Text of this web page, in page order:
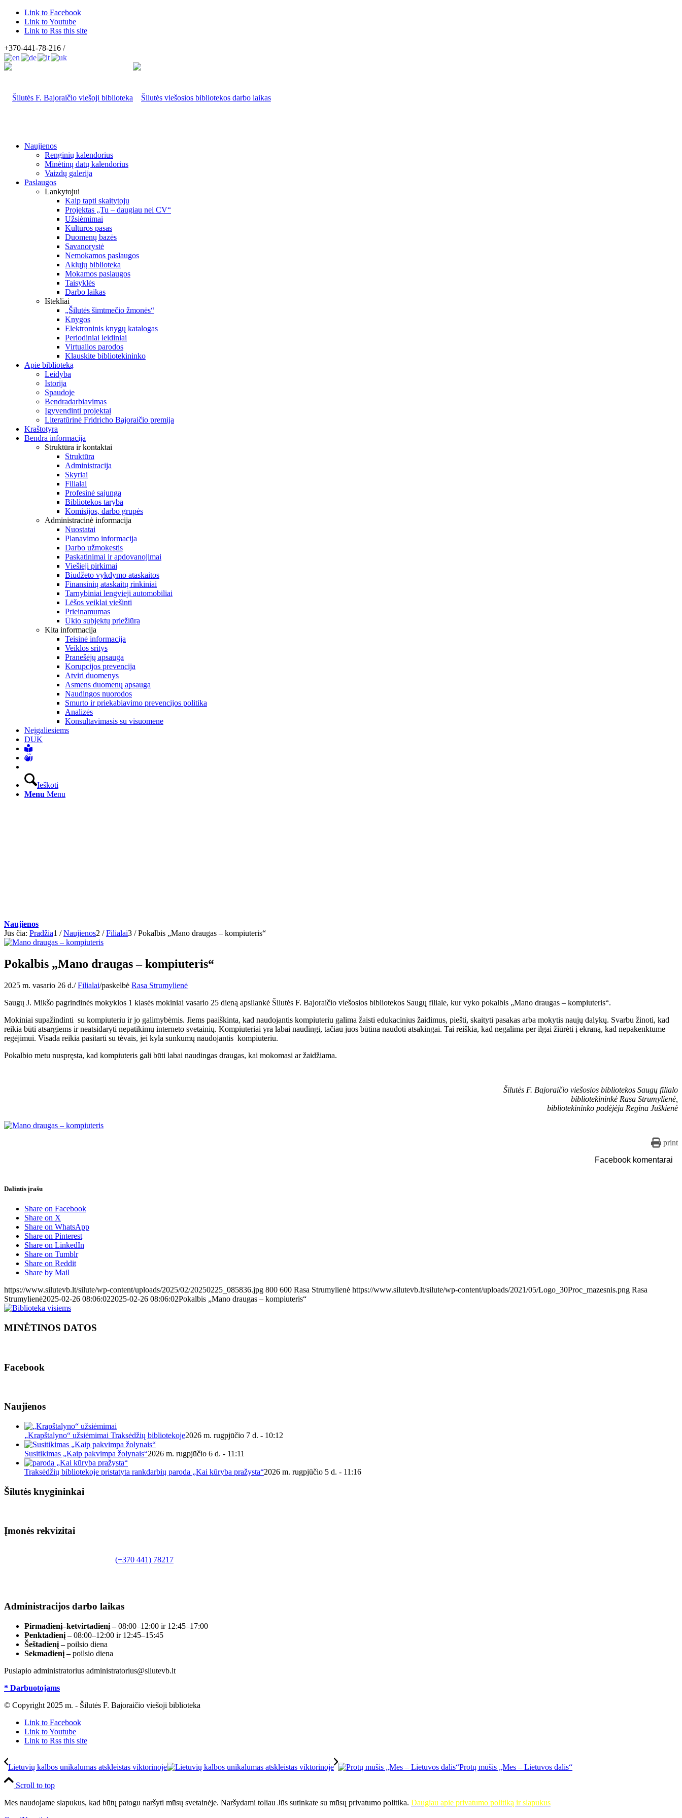
Link to Facebook
Link to Youtube
Link to Rss this site
+370-441-78-216 /
Naujienos
Renginių kalendorius
Minėtinų datų kalendorius
Vaizdų galerija
Paslaugos
Lankytojui
Kaip tapti skaitytoju
Projektas „Tu – daugiau nei CV“
Užsiėmimai
Kultūros pasas
Duomenų bazės
Savanorystė
Nemokamos paslaugos
Aklųjų biblioteka
Mokamos paslaugos
Taisyklės
Darbo laikas
Ištekliai
„Šilutės šimtmečio žmonės“
Knygos
Elektroninis knygų katalogas
Periodiniai leidiniai
Virtualios parodos
Klauskite bibliotekininko
Apie biblioteką
Leidyba
Istorija
Spaudoje
Bendradarbiavimas
Įgyvendinti projektai
Literatūrinė Fridricho Bajoraičio premija
Kraštotyra
Bendra informacija
Struktūra ir kontaktai
Struktūra
Administracija
Skyriai
Filialai
Profesinė sąjunga
Bibliotekos taryba
Komisijos, darbo grupės
Administracinė informacija
Nuostatai
Planavimo informacija
Darbo užmokestis
Paskatinimai ir apdovanojimai
Viešieji pirkimai
Biudžeto vykdymo ataskaitos
Finansinių ataskaitų rinkiniai
Tarnybiniai lengvieji automobiliai
Lėšos veiklai viešinti
Prieinamumas
Ūkio subjektų priežiūra
Kita informacija
Teisinė informacija
Veiklos sritys
Pranešėjų apsauga
Korupcijos prevencija
Atviri duomenys
Asmens duomenų apsauga
Naudingos nuorodos
Smurto ir priekabiavimo prevencijos politika
Analizės
Konsultavimasis su visuomene
Neįgaliesiems
DUK
Ieškoti
Menu Menu
Naujienos
Jūs čia: Pradžia1 / Naujienos2 / Filialai3 / Pokalbis „Mano draugas – kompiuteris“
Pokalbis „Mano draugas – kompiuteris“
2025 m. vasario 26 d./ Filialai/paskelbė Rasa Strumylienė
Saugų J. Mikšo pagrindinės mokyklos 1 klasės mokiniai vasario 25 dieną apsilankė Šilutės F. Bajoraičio viešosios bibliotekos Saugų filiale, kur vyko pokalbis „Mano draugas – kompiuteris“.
Mokiniai supažindinti su kompiuteriu ir jo galimybėmis. Jiems paaiškinta, kad naudojantis kompiuteriu galima žaisti edukacinius žaidimus, piešti, skaityti pasakas arba mokytis naujų dalykų. Svarbu žinoti, kad
reikia būti atsargiems ir neatsidaryti nepatikimų interneto svetainių. Kompiuteriai yra labai naudingi, tačiau juos būtina naudoti atsakingai. Tai reiškia, kad negalima per ilgai žiūrėti į ekraną, kad nepakenktume
regėjimui. Visada reikia pasitarti su tėvais, jei kyla sunkumų naudojantis kompiuteriu.
Pokalbio metu nuspręsta, kad kompiuteris gali būti labai naudingas draugas, kai mokomasi ar žaidžiama.
Šilutės F. Bajoraičio viešosios bibliotekos Saugų filialo
bibliotekininkė Rasa Strumylienė,
bibliotekininko padėjėja Regina Juškienė
print
Facebook komentarai
Dalintis įrašu
Share on Facebook
Share on X
Share on WhatsApp
Share on Pinterest
Share on LinkedIn
Share on Tumblr
Share on Reddit
Share by Mail
https://www.silutevb.lt/silute/wp-content/uploads/2025/02/20250225_085836.jpg 800 600 Rasa Strumylienė https://www.silutevb.lt/silute/wp-content/uploads/2021/05/Logo_30Proc_mazesnis.png Rasa
Strumylienė2025-02-26 08:06:022025-02-26 08:06:02Pokalbis „Mano draugas – kompiuteris“
MINĖTINOS DATOS
Facebook
Naujienos
„Krapštalyno“ užsiėmimai Traksėdžių bibliotekoje2026 m. rugpjūčio 7 d. - 10:12
Susitikimas „Kaip pakvimpa žolynais“2026 m. rugpjūčio 6 d. - 11:11
Traksėdžių bibliotekoje pristatyta rankdarbių paroda „Kai kūryba pražysta“2026 m. rugpjūčio 5 d. - 11:16
Šilutės knygininkai
Įmonės rekvizitai
(+370 441) 78217
Administracijos darbo laikas
Pirmadienį–ketvirtadienį –08:00–12:00 ir 12:45–17:00
Penktadienį –08:00–12:00 ir 12:45–15:45
Šeštadienį –poilsio diena
Sekmadienį –poilsio diena
Puslapio administratorius administratorius@silutevb.lt
* Darbuotojams
© Copyright 2025 m. - Šilutės F. Bajoraičio viešoji biblioteka
Link to Facebook
Link to Youtube
Link to Rss this site
Lietuvių kalbos unikalumas atskleistas viktorinoje Protų mūšis „Mes – Lietuvos dalis“
Scroll to top
Mes naudojame slapukus, kad būtų patogu naršyti mūsų svetainėje. Naršydami toliau Jūs sutinkate su mūsų privatumo politika. Daugiau apie privatumo politiką ir slapukus